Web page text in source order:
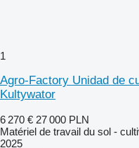
1
Agro-Factory Unidad de
Kultywator
6 270 € 27 000 PLN
Matériel de travail du sol -
2025